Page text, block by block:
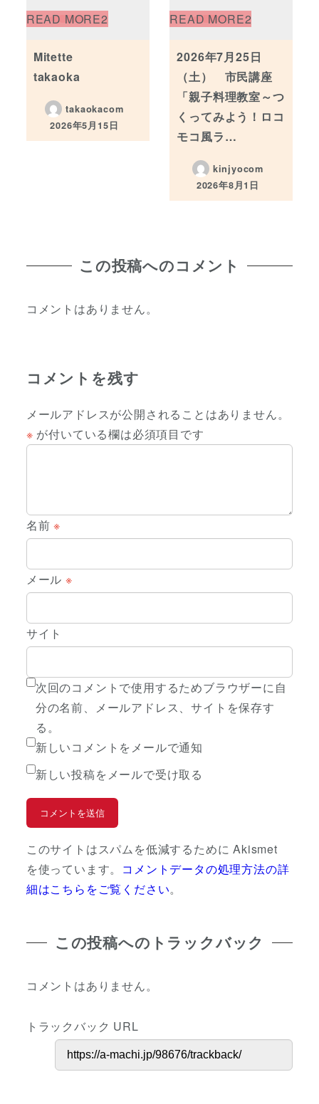
Mitette
takaoka
takaokacom
投稿日
2026年5月15日
2026年7月25日
（土） 市民講座
「親子料理教室～つ
くってみよう！ロコ
モコ風ラ…
kinjyocom
投稿日
2026年8月1日
この投稿へのコメント
コメントはありません。
コメントを残す
メールアドレスが公開されることはありません。
※ が付いている欄は必須項目です
名前※
メール ※
サイト
次回のコメントで使用するためブラウザーに自
分の名前、メールアドレス、サイトを保存す
る。
新しいコメントをメールで通知
新しい投稿をメールで受け取る
このサイトはスパムを低減するために Akismet
を使っています。 コメントデータの処理方法の詳
細はこちらをご覧ください。
この投稿へのトラックバック
コメントはありません。
トラックバック URL